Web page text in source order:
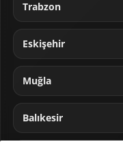
Trabzon
Eskişehir
Muğla
Balıkesir